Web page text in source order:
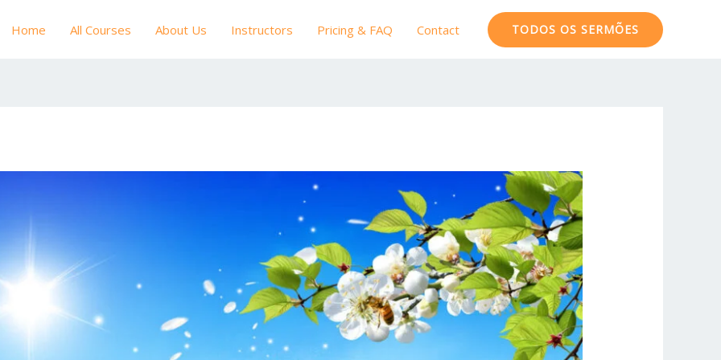
Home All Courses About Us Instructors Pricing & FAQ Contact TODOS OS SERMÕES